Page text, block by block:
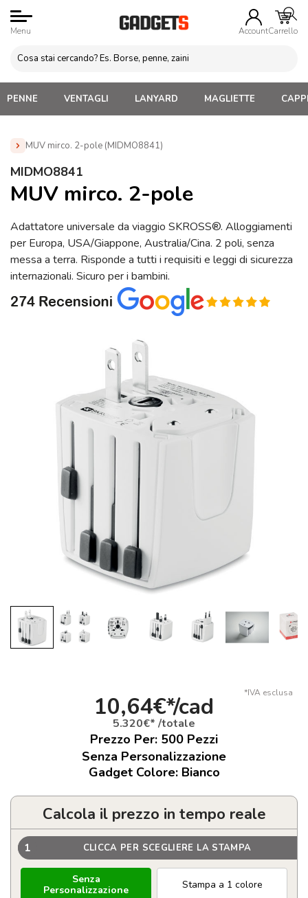
Menu AccountCarrello
PENNE VENTAGLI LANYARD MAGLIETTE
MUV mirco. 2-pole (MIDMO8841)
Home » Gadget viaggio Personalizzati
MIDMO8841
MUV mirco. 2-pole
Adattatore universale da viaggio SKROSS®. Alloggiamenti
per Europa, USA/Giappone, Australia/Cina. 2 poli, senza
messa a terra. Risponde a tutti i requisiti e leggi di sicurezza
internazionali. Sicuro per i bambini.
*IVA esclusa
10,64€*/cad
5.320€* /totale
Prezzo Per: 500 Pezzi
Senza Personalizzazione
Gadget Colore: Bianco
Calcola il prezzo in tempo reale
1 CLICCA PER SCEGLIERE LA STAMPA
Senza
Personalizzazione
Stampa a 1 colore